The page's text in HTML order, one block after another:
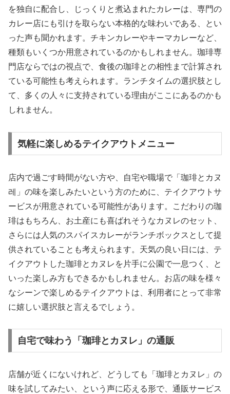
を独自に配合し、じっくりと煮込まれたカレーは、専門の
カレー店にも引けを取らない本格的な味わいである、とい
った声も聞かれます。チキンカレーやキーマカレーなど、
種類もいくつか用意されているのかもしれません。珈琲専
門店ならではの視点で、食後の珈琲との相性まで計算され
ている可能性も考えられます。ランチタイムの選択肢とし
て、多くの人々に支持されている理由がここにあるのかも
しれません。
気軽に楽しめるテイクアウトメニュー
店内で過ごす時間がない方や、自宅や職場で「珈琲とカヌ
레」の味を楽しみたいという方のために、テイクアウトサ
ービスが用意されている可能性があります。こだわりの珈
琲はもちろん、お土産にも喜ばれそうなカヌレのセット、
さらには人気のスパイスカレーがランチボックスとして提
供されていることも考えられます。天気の良い日には、テ
イクアウトした珈琲とカヌレを片手に公園で一息つく、と
いった楽しみ方もできるかもしれません。お店の味を様々
なシーンで楽しめるテイクアウトは、利用者にとって非常
に嬉しい選択肢と言えるでしょう。
自宅で味わう「珈琲とカヌレ」の通販
店舗が近くにないけれど、どうしても「珈琲とカヌレ」の
味を試してみたい、という声に応える形で、通販サービス